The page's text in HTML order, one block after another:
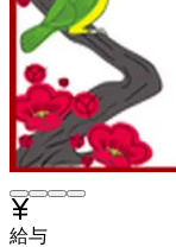
給与